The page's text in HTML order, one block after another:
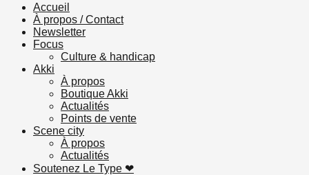
Accueil
À propos / Contact
Newsletter
Focus
Culture & handicap
Akki
À propos
Boutique Akki
Actualités
Points de vente
Scene city
À propos
Actualités
Soutenez Le Type ❤︎